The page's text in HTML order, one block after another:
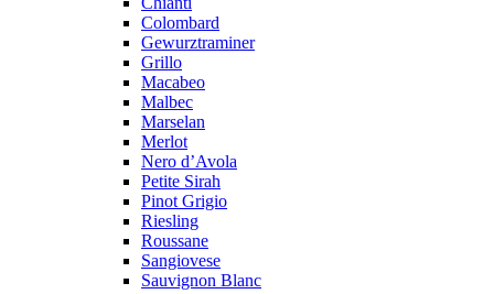
Colombard
Gewurztraminer
Grillo
Macabeo
Malbec
Marselan
Merlot
Nero d’Avola
Petite Sirah
Pinot Grigio
Riesling
Roussane
Sangiovese
Sauvignon Blanc